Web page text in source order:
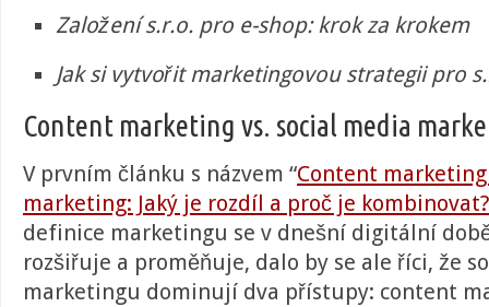
Založení s.r.o. pro e-shop: krok za krokem
Jak si vytvořit marketingovou strategii pro
Content marketing vs. social media
V prvním článku s názvem “Content
marketing: Jaký je rozdíl a proč je kombinovat?
definice marketingu se v dnešní digitální
rozšiřuje a proměňuje, dalo by se ale říci, že
marketingu dominují dva přístupy: content